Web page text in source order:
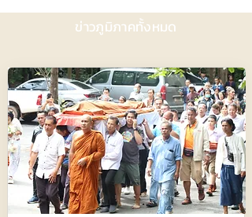
ข่าวภูมิภาคทั้งหมด